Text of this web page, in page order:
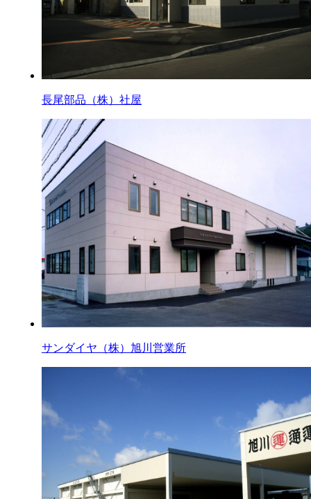
長尾部品（株）社屋
サンダイヤ（株）旭川営業所